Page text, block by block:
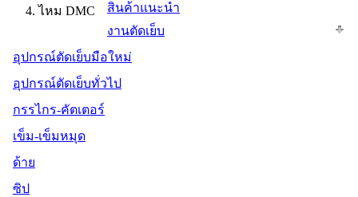
ไหม DMC
สินค้าแนะนำ
งานตัดเย็บ
อุปกรณ์ตัดเย็บมือใหม่
อุปกรณ์ตัดเย็บทั่วไป
กรรไกร-คัตเตอร์
เข็ม-เข็มหมุด
ด้าย
ซิป